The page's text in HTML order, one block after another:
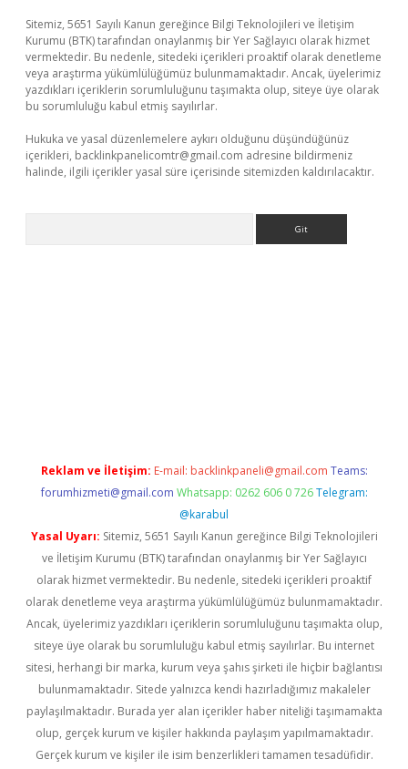
Sitemiz, 5651 Sayılı Kanun gereğince Bilgi Teknolojileri ve İletişim
Kurumu (BTK) tarafından onaylanmış bir Yer Sağlayıcı olarak hizmet
vermektedir. Bu nedenle, sitedeki içerikleri proaktif olarak denetleme
veya araştırma yükümlülüğümüz bulunmamaktadır. Ancak, üyelerimiz
yazdıkları içeriklerin sorumluluğunu taşımakta olup, siteye üye olarak
bu sorumluluğu kabul etmiş sayılırlar.
Hukuka ve yasal düzenlemelere aykırı olduğunu düşündüğünüz
içerikleri, backlinkpanelicomtr@gmail.com adresine bildirmeniz
halinde, ilgili içerikler yasal süre içerisinde sitemizden kaldırılacaktır.
Reklam ve İletişim: E-mail: backlinkpaneli@gmail.com Teams:
forumhizmeti@gmail.com Whatsapp: 0262 606 0 726 Telegram:
@karabul
Yasal Uyarı: Sitemiz, 5651 Sayılı Kanun gereğince Bilgi Teknolojileri
ve İletişim Kurumu (BTK) tarafından onaylanmış bir Yer Sağlayıcı
olarak hizmet vermektedir. Bu nedenle, sitedeki içerikleri proaktif
olarak denetleme veya araştırma yükümlülüğümüz bulunmamaktadır.
Ancak, üyelerimiz yazdıkları içeriklerin sorumluluğunu taşımakta olup,
siteye üye olarak bu sorumluluğu kabul etmiş sayılırlar. Bu internet
sitesi, herhangi bir marka, kurum veya şahıs şirketi ile hiçbir bağlantısı
bulunmamaktadır. Sitede yalnızca kendi hazırladığımız makaleler
paylaşılmaktadır. Burada yer alan içerikler haber niteliği taşımamakta
olup, gerçek kurum ve kişiler hakkında paylaşım yapılmamaktadır.
Gerçek kurum ve kişiler ile isim benzerlikleri tamamen tesadüfidir.